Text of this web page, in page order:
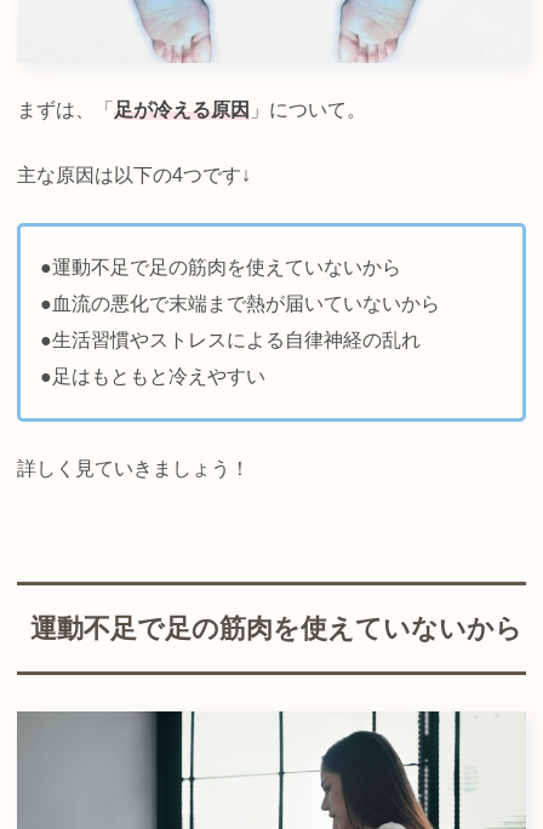
まずは、「 足が冷える原因 」について。
主な原因は以下の4つです↓
●運動不足で足の筋肉を使えていないから
●血流の悪化で末端まで熱が届いていないから
●生活習慣やストレスによる自律神経の乱れ
●足はもともと冷えやすい
詳しく見ていきましょう！
運動不足で足の筋肉を使えていないから